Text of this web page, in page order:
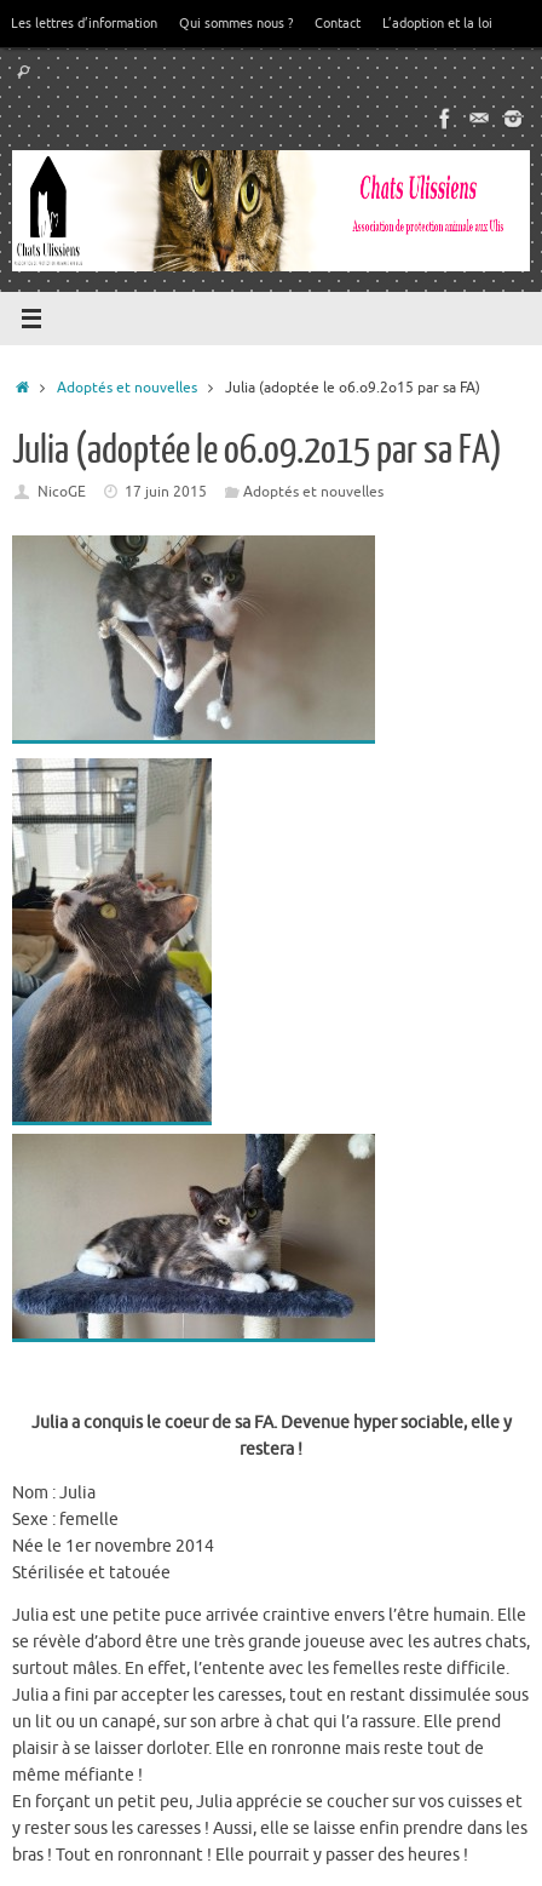
contenu
Les lettres d’information Qui sommes nous ? Contact L’adoption et la loi
Recherche
pour
:
Rechercher
Accueil
Adoptés et nouvelles Julia (adoptée le o6.o9.2o15 par sa FA)
Julia (adoptée le o6.o9.2o15 par sa FA)
NicoGE 17 juin 2015 Adoptés et nouvelles
Julia a conquis le coeur de sa FA. Devenue hyper sociable, elle y
restera !
Nom : Julia
Sexe : femelle
Née le 1er novembre 2014
Stérilisée et tatouée
Julia est une petite puce arrivée craintive envers l’être humain. Elle
se révèle d’abord être une très grande joueuse avec les autres chats,
surtout mâles. En effet, l’entente avec les femelles reste difficile.
Julia a fini par accepter les caresses, tout en restant dissimulée sous
un lit ou un canapé, sur son arbre à chat qui l’a rassure. Elle prend
plaisir à se laisser dorloter. Elle en ronronne mais reste tout de
même méfiante !
En forçant un petit peu, Julia apprécie se coucher sur vos cuisses et
y rester sous les caresses ! Aussi, elle se laisse enfin prendre dans les
bras ! Tout en ronronnant ! Elle pourrait y passer des heures !